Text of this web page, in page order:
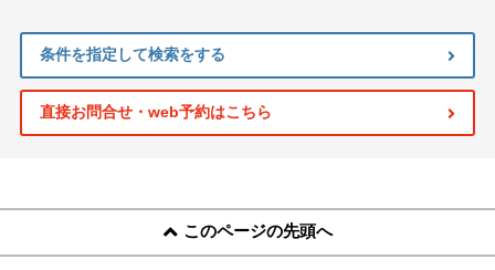
条件を指定して検索をする
直接お問合せ・web予約はこちら
このページの先頭へ